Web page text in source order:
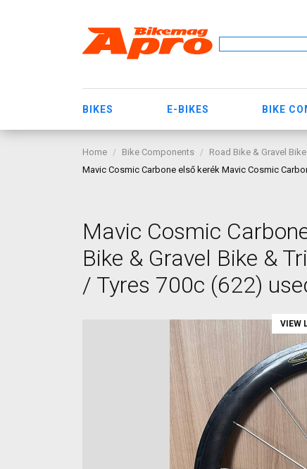
BIKES E-BIKES BIKE
Home Bike Components Road Bike & Gravel
Mavic Cosmic Carbone első kerék Mavic Cosmic
Mavic Cosmic
Bike & Gravel Bike &
/ Tyres 700c (622)
VIEW